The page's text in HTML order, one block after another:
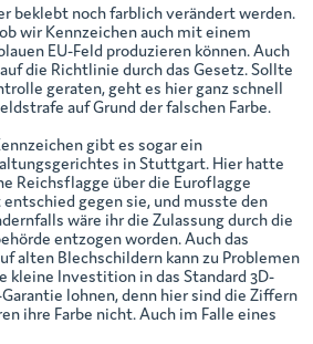
beklebt noch farblich verändert werden.
wir Kennzeichen auch mit einem
EU-Feld produzieren können. Auch
die Richtlinie durch das Gesetz. Sollte
geraten, geht es hier ganz schnell
auf Grund der falschen Farbe.
gibt es sogar ein
in Stuttgart. Hier hatte
Reichsflagge über die Euroflagge
gegen sie, und musste den
wäre ihr die Zulassung durch die
entzogen worden. Auch das
alten Blechschildern kann zu Problemen
kleine Investition in das Standard 3D-
Garantie lohnen, denn hier sind die Ziffern
ihre Farbe nicht. Auch im Falle eines